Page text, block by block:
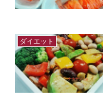
ダイエット